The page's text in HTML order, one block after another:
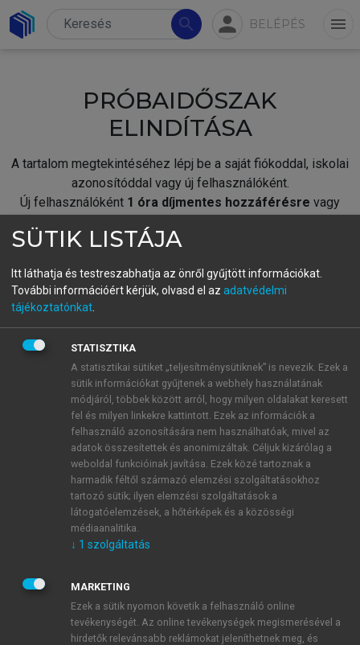
search person BELÉPÉS menu
PRÓBAIDŐSZAK
ELINDÍTÁSA
A tartalom megtekintéséhez lépj be a saját fiókoddal, iskolai
azonosítóddal vagy új felhasználóként.
Új felhasználóként 1 óra díjmentes hozzáférésre vagy
fiókoddal,vagy hozz létre új fiókot.
A regisztráció után apróbaidőszakautomatikusan
BELÉPÉS SAJÁT FIÓKKAL
ÚJ FIÓK LÉTREHOZÁSA
1 óra díjmentes hozzáférés
E-MAIL-CÍM
JELSZÓ
JELSZÓ ÚJRA
SÜTIK LISTÁJA
Itt láthatja és testreszabhatja az önről gyűjtött információkat.
További információért kérjük, olvasd el az adatvédelmi
tájékoztatónkat
STATISZTIKA
A statisztikai sütiket „teljesítménysütiknek” is nevezik. Ezek a
sütik információkat gyűjtenek a webhely használatának
módjáról, többek között arról, hogy milyen oldalakat keresett
fel és milyen linkekre kattintott. Ezek az információk a
felhasználó azonosítására nem használhatóak, mivel az
adatok összesítettek és anonimizáltak. Céljuk kizárólag a
weboldal funkcióinak javítása. Ezek közé tartoznak a
harmadik féltől származó elemzési szolgáltatásokhoz
tartozó sütik; ilyen elemzési szolgáltatások a
látogatóelemzések, a hőtérképek és a közösségi
médiaanalitika.
↓ 1 szolgáltatás
MARKETING
Ezek a sütik nyomon követik a felhasználó online
tevékenységét. Az online tevékenységek megismerésével a
hirdetők relevánsabb reklámokat jeleníthetnek meg, és